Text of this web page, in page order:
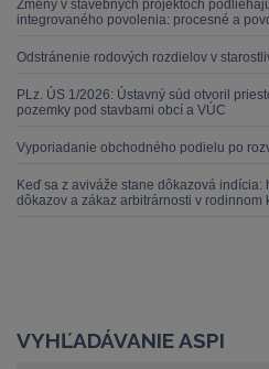
Zmeny v stavebných projektoch
integrovaného povolenia: procesné a
Odstránenie rodových rozdielov v
PLz. ÚS 1/2026: Ústavný súd otvoril
pozemky pod stavbami obcí a VÚC
Vyporiadanie obchodného podielu po
Keď sa z aviváže stane dôkazová
dôkazov a zákaz arbitrárnosti v rodinnom
VYHĽADÁVANIE ASPI